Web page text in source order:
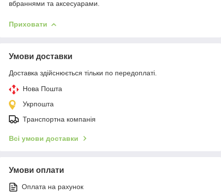
вбраннями та аксесуарами.
Приховати
Умови доставки
Доставка здійснюється тільки по передоплаті.
Нова Пошта
Укрпошта
Транспортна компанія
Всі умови доставки
Умови оплати
Оплата на рахунок